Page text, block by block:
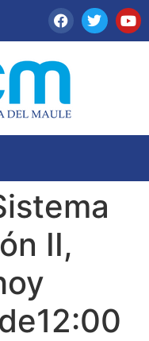
II,